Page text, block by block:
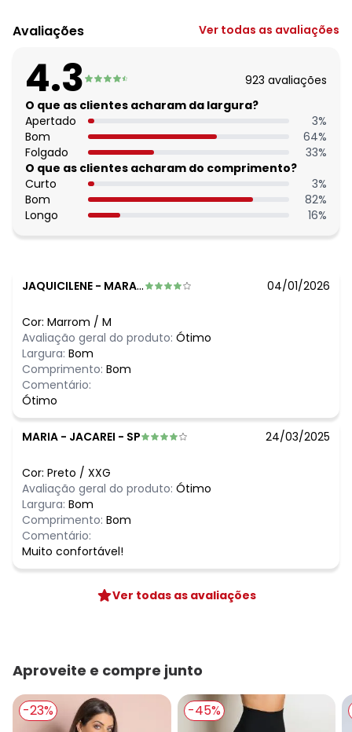
Tecido: Microfibra
Composição: 90%poliéster 10%elastano
Avaliações Ver todas as avaliações
4.3 923 avaliações
O que as clientes acharam da largura?
Apertado
3%
Bom
64%
Folgado
33%
O que as clientes acharam do comprimento?
Curto
3%
Bom
82%
Longo
16%
JAQUICILENE - MARACANAU - CE 04/01/2026
Cor: Marrom / M
Avaliação geral do produto: Ótimo
Largura: Bom
Comprimento: Bom
Comentário:
Ótimo
MARIA - JACAREI - SP 24/03/2025
Cor: Preto / XXG
Avaliação geral do produto: Ótimo
Largura: Bom
Comprimento: Bom
Comentário:
Muito confortável!
Ver todas as avaliações
Aproveite e compre junto
-23% -45%